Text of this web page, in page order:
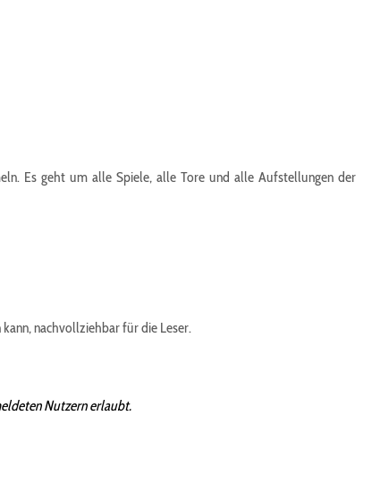
Es geht um alle Spiele, alle Tore und alle Aufstellungen der
nachvollziehbar für die Leser.
Nutzern erlaubt.